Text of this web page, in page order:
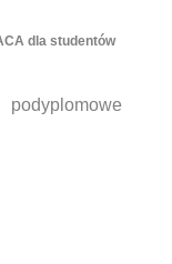
dla studentów
podyplomowe